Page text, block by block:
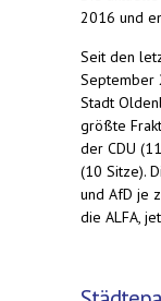
2016 und
Seit den
September
Stadt
größte
der CDU
(10 Sitze).
und AfD je
die ALFA,